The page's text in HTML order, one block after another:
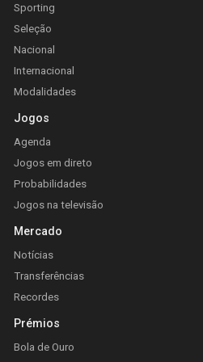
Sporting
Seleção
Nacional
Internacional
Modalidades
Jogos
Agenda
Jogos em direto
Probabilidades
Jogos na televisão
Mercado
Notícias
Transferências
Recordes
Prémios
Bola de Ouro